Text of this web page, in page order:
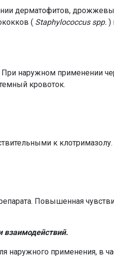
дерматофитов,
( Staphylococcus spp. )
наружном применении
кровоток.
к клотримазолу.
Повышенная
взаимодействий.
наружного применения, в